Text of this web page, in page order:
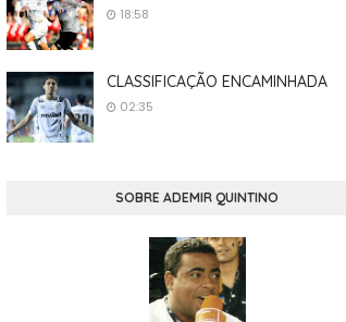
18:58
CLASSIFICAÇÃO ENCAMINHADA
02:35
SOBRE ADEMIR QUINTINO